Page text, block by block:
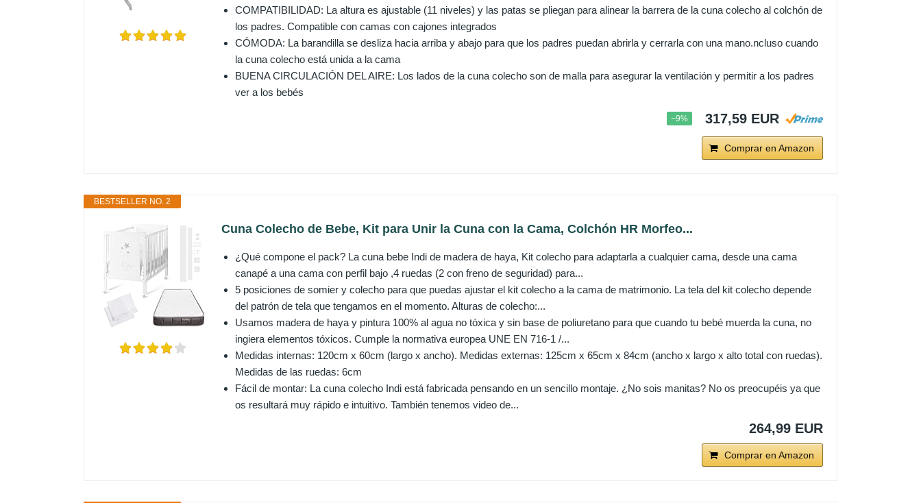
COMPATIBILIDAD: La altura es ajustable (11 niveles) y las patas se pliegan para alinear la barrera de la cuna colecho al colchón de
los padres. Compatible con camas con cajones integrados
CÓMODA: La barandilla se desliza hacia arriba y abajo para que los padres puedan abrirla y cerrarla con una mano.ncluso cuando
la cuna colecho está unida a la cama
BUENA CIRCULACIÓN DEL AIRE: Los lados de la cuna colecho son de malla para asegurar la ventilación y permitir a los padres
ver a los bebés
−9% 317,59 EUR
Comprar en Amazon
BESTSELLER NO. 2
Cuna Colecho de Bebe, Kit para Unir la Cuna con la Cama, Colchón HR Morfeo...
¿Qué compone el pack? La cuna bebe Indi de madera de haya, Kit colecho para adaptarla a cualquier cama, desde una cama
canapé a una cama con perfil bajo ,4 ruedas (2 con freno de seguridad) para...
5 posiciones de somier y colecho para que puedas ajustar el kit colecho a la cama de matrimonio. La tela del kit colecho depende
del patrón de tela que tengamos en el momento. Alturas de colecho:...
Usamos madera de haya y pintura 100% al agua no tóxica y sin base de poliuretano para que cuando tu bebé muerda la cuna, no
ingiera elementos tóxicos. Cumple la normativa europea UNE EN 716-1 /...
Medidas internas: 120cm x 60cm (largo x ancho). Medidas externas: 125cm x 65cm x 84cm (ancho x largo x alto total con ruedas).
Medidas de las ruedas: 6cm
Fácil de montar: La cuna colecho Indi está fabricada pensando en un sencillo montaje. ¿No sois manitas? No os preocupéis ya que
os resultará muy rápido e intuitivo. También tenemos video de...
264,99 EUR
Comprar en Amazon